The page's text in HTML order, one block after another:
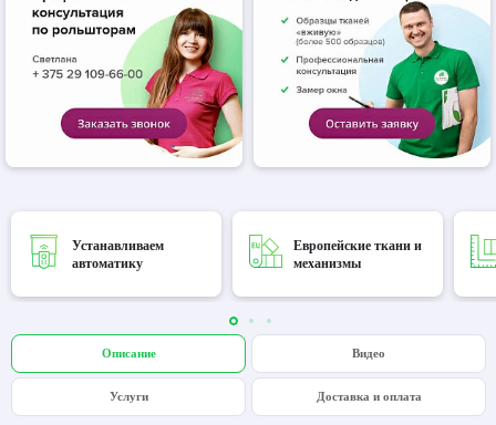
Устанавливаем
автоматику
Европейские ткани и
механизмы
Описание Видео
Услуги Доставка и оплата